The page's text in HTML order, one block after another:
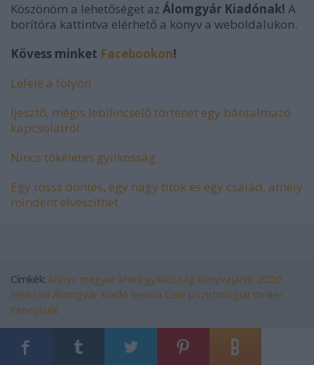
Köszönöm a lehetőséget az Álomgyár Kiadónak! A
borítóra kattintva elérhető a könyv a weboldalukon.
Kövess minket Facebookon!
Lefelé a folyón
Ijesztő, mégis lebilincselő történet egy bántalmazó
kapcsolatról
Nincs tökéletes gyilkosság
Egy rossz döntés, egy nagy titok és egy család, amely
mindent elveszíthet
Címkék: könyv magyar krimi gyilkosság könyvajánló 2020
lélektani Álomgyár Kiadó Sienna Cole pszichológiai thriller
Elmejáték